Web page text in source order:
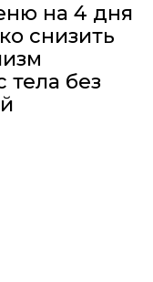
на 4 дня
снизить
тела без